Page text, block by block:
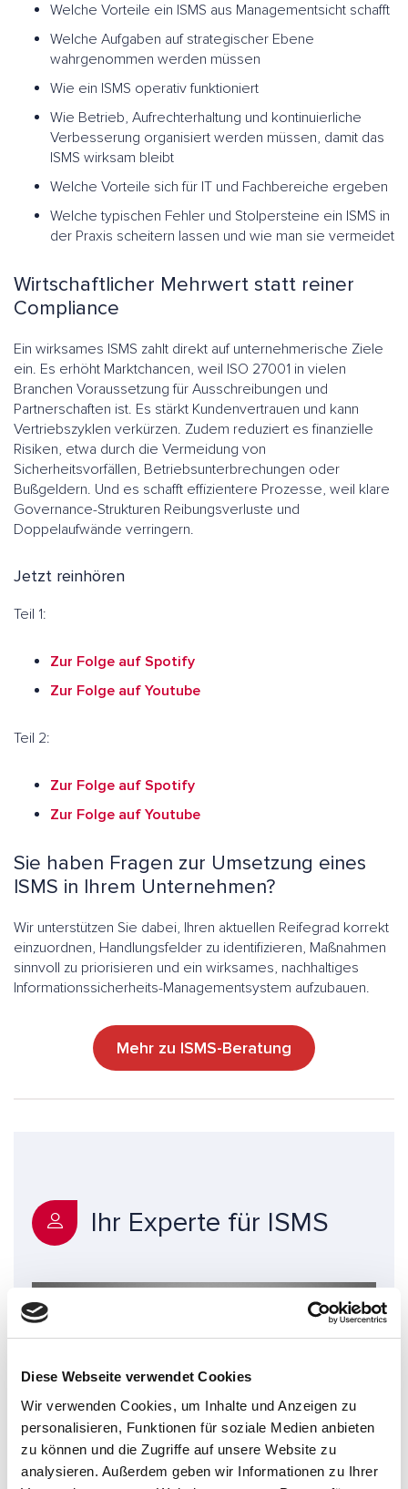
Diese Webseite verwendet Cookies
Wir verwenden Cookies, um Inhalte und Anzeigen zu
personalisieren, Funktionen für soziale Medien anbieten
zu können und die Zugriffe auf unsere Website zu
analysieren. Außerdem geben wir Informationen zu Ihrer
Welche Vorteile ein ISMS aus Managementsicht schafft
Welche Aufgaben auf strategischer Ebene
wahrgenommen werden müssen
Wie ein ISMS operativ funktioniert
Wie Betrieb, Aufrechterhaltung und kontinuierliche
Verbesserung organisiert werden müssen, damit das
ISMS wirksam bleibt
Welche Vorteile sich für IT und Fachbereiche ergeben
Welche typischen Fehler und Stolpersteine ein ISMS in
der Praxis scheitern lassen und wie man sie vermeidet
Wirtschaftlicher Mehrwert statt reiner
Compliance
Ein wirksames ISMS zahlt direkt auf unternehmerische Ziele
ein. Es erhöht Marktchancen, weil ISO 27001 in vielen
Branchen Voraussetzung für Ausschreibungen und
Partnerschaften ist. Es stärkt Kundenvertrauen und kann
Vertriebszyklen verkürzen. Zudem reduziert es finanzielle
Risiken, etwa durch die Vermeidung von
Sicherheitsvorfällen, Betriebsunterbrechungen oder
Bußgeldern. Und es schafft effizientere Prozesse, weil klare
Governance-Strukturen Reibungsverluste und
Doppelaufwände verringern.
Jetzt reinhören
Teil 1:
Zur Folge auf Spotify
Zur Folge auf Youtube
Teil 2:
Zur Folge auf Spotify
Zur Folge auf Youtube
Sie haben Fragen zur Umsetzung eines
ISMS in Ihrem Unternehmen?
Wir unterstützen Sie dabei, Ihren aktuellen Reifegrad korrekt
einzuordnen, Handlungsfelder zu identifizieren, Maßnahmen
sinnvoll zu priorisieren und ein wirksames, nachhaltiges
Informationssicherheits-Managementsystem aufzubauen.
Mehr zu ISMS-Beratung
Ihr Experte für ISMS